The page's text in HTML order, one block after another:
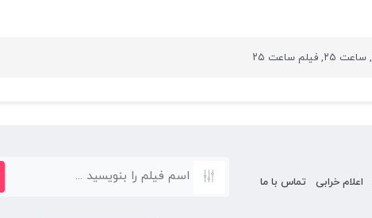
,ساعت ۲۵ ,فیلم ساعت ۲۵
اعلام خرابی تماس با ما